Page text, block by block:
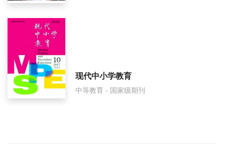
现代中小学教育
中等教育 - 国家级期刊